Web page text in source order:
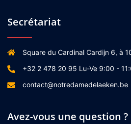
Secrétariat
Square du Cardinal Cardijn 6, à
+32 2 478 20 95 Lu-Ve 9:00 -
contact@notredamedelaeken.be
Avez-vous une question ?